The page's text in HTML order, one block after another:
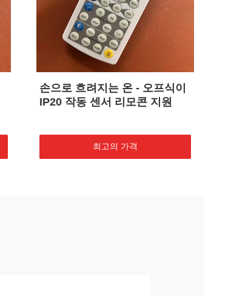
손으로 흐려지는 온 - 오프식이
IP20 작동 센서 리모콘 지원
최고의 가격